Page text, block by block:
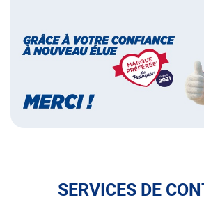
français
SERVICES DE